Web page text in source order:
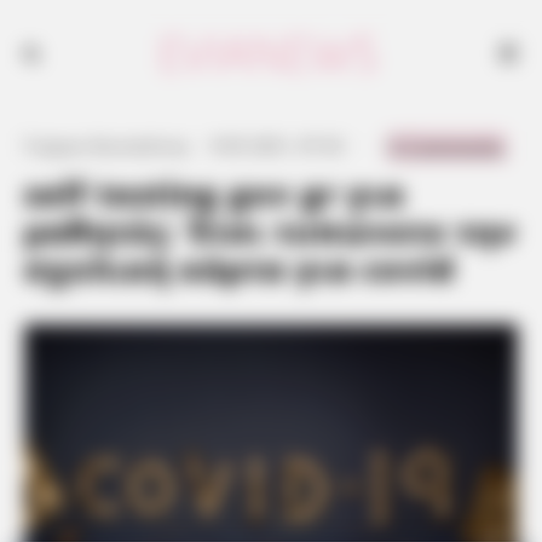
self testing gov gr για
μαθητές: Έτσι τυπώνετε την
σχολική κάρτα για covid